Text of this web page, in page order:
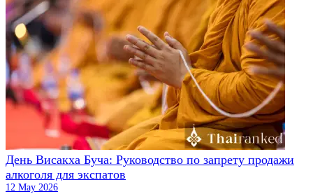
День Висакха Буча: Руководство по запрету продажи
алкоголя для экспатов
12 May 2026